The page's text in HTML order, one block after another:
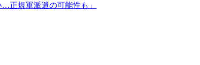
正規軍派遣の可能性も」